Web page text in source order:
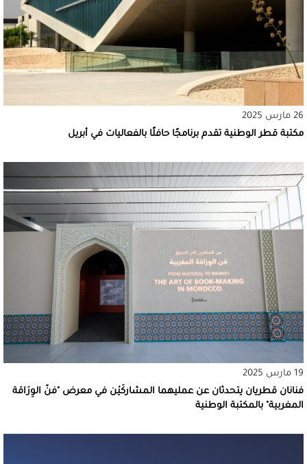
26 مارس 2025
مكتبة قطر الوطنية تقدم برنامجًا حافلًا بالفعاليات في أبريل
19 مارس 2025
فنانان قطريان يتحدثان عن عمليهما المشاركَيْن في معرض "فنّ الوِرَاقة
المغربية" بالمكتبة الوطنية